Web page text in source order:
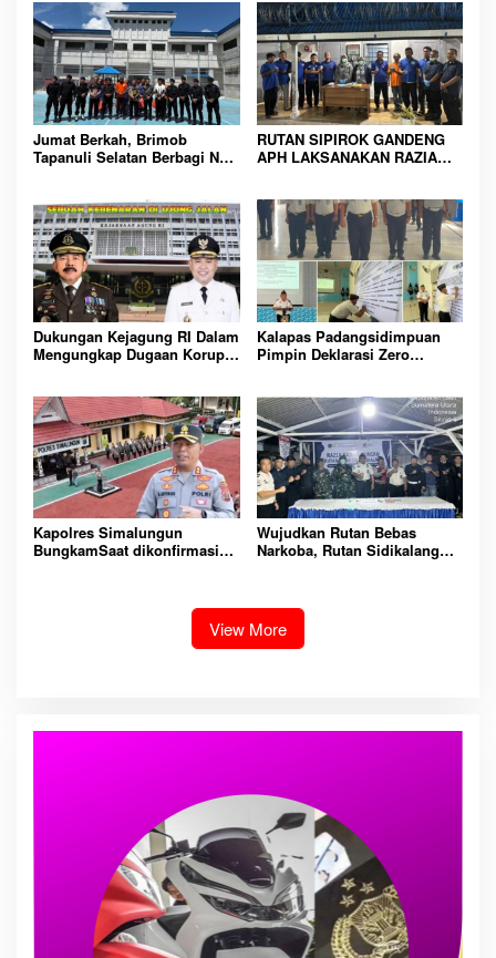
Jumat Berkah, Brimob
Tapanuli Selatan Berbagi Nasi
RUTAN SIPIROK GANDENG
APH LAKSANAKAN RAZIA
LINGKUNGAN
PEMASYARAKATAN YANG
AMAN
Dukungan Kejagung RI Dalam
Mengungkap Dugaan Korupsi
Dan Tangkap!
Kalapas Padangsidimpuan
Pimpin Deklarasi Zero
Padangsidimpuan
Kapolres Simalungun
BungkamSaat dikonfirmasi
Dikecamatan gunung malela
Wujudkan Rutan Bebas
Narkoba, Rutan Sidikalang
View More